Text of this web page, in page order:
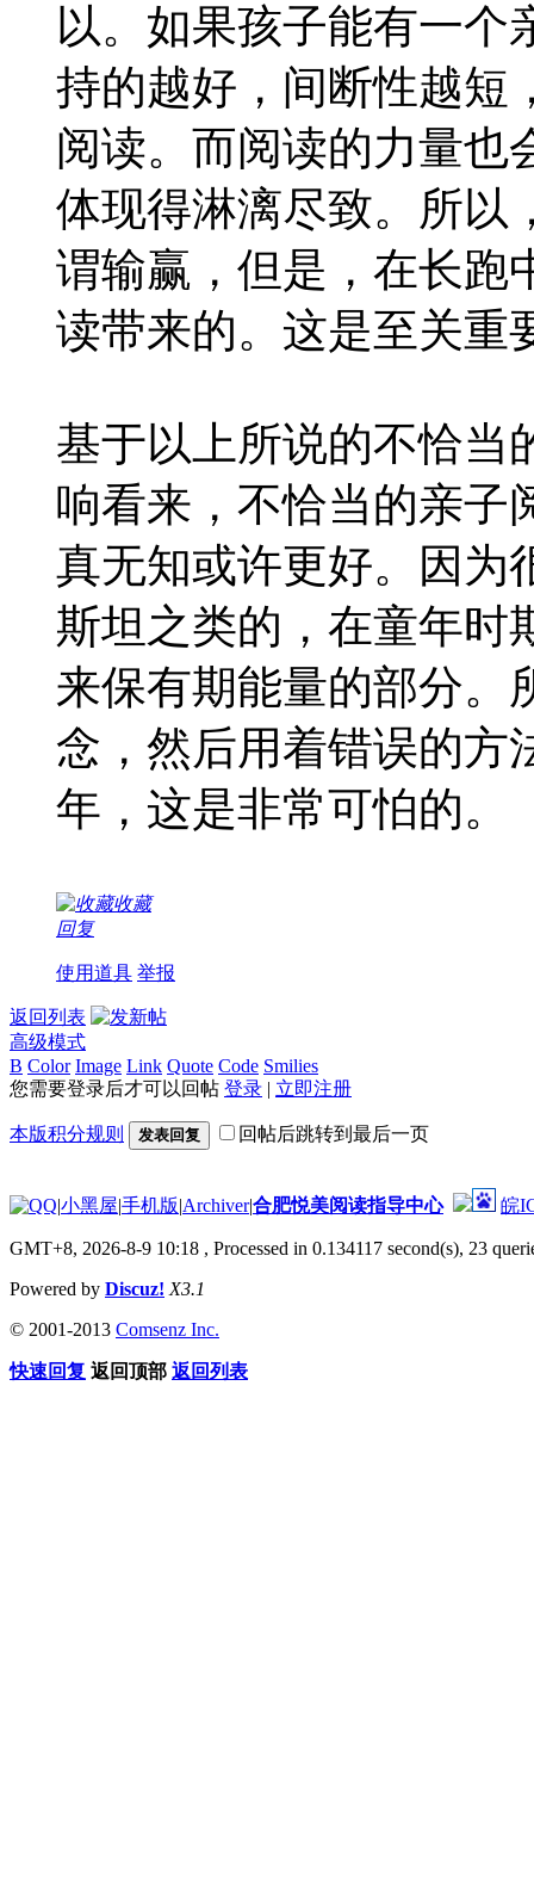
以。如果孩子能有一个
持的越好，间断性越短
阅读。而阅读的力量也
体现得淋漓尽致。所以
谓输赢，但是，在长跑
读带来的。这是至关重
基于以上所说的不恰当
响看来，不恰当的亲子
真无知或许更好。因为
斯坦之类的，在童年时
来保有期能量的部分。
念，然后用着错误的方
年，这是非常可怕的。
收藏
回复
使用道具 举报
返回列表
高级模式
B Color Image Link Quote Code Smilies
您需要登录后才可以回帖 登录 | 立即注册
本版积分规则 发表回复 回帖后跳转到最后一页
|小黑屋|手机版|Archiver|合肥悦美阅读指导中心 皖
GMT+8, 2026-8-9 10:18 , Processed in 0.134117 second(s), 23
Powered by Discuz! X3.1
© 2001-2013 Comsenz Inc.
快速回复 返回顶部 返回列表